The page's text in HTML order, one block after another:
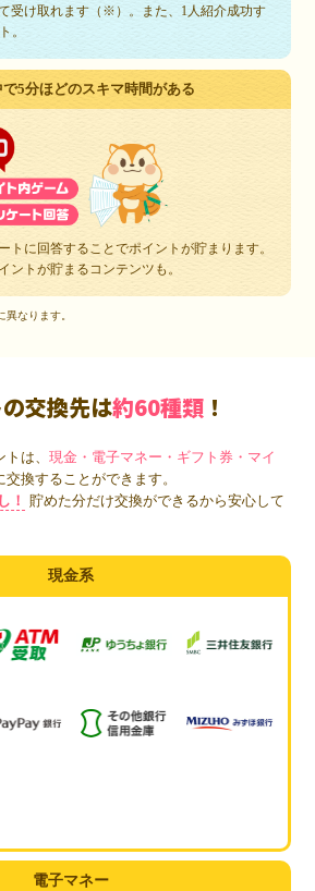
受け取れます（※）。また、1人紹介成功す
。
5分ほどのスキマ時間がある
トに回答することでポイントが貯まります。
ントが貯まるコンテンツも。
なります。
交換先は約60種類 ！
トは、現金・電子マネー・ギフト券・マイ
交換することができます。
！
貯めた分だけ交換ができるから安心して
現金系
電子マネー